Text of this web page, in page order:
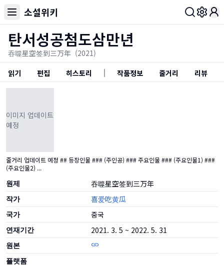
소설위키
탄서성공첨도삼만년
吞噬星空签到三万年 (2021)
읽기
편집 히스토리 작품정보 줄거리 리뷰
이미지 업데이트
예정
줄거리 업데이트 예정 ## 등장인물 ### (주인공) ### 주요인물 ### (주요인물1) ###
(주요인물2) ...
원제 吞噬星空签到三万年
작가 喜爱吃黄瓜
국가 중국
연재기간 2021. 3. 5 ~ 2022. 5. 31
원본
플랫폼